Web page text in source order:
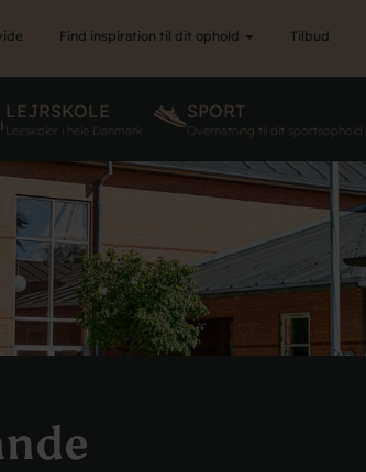
Find inspiration til dit ophold Tilbud
LEJRSKOLE
Lejrskoler i hele Danmark
SPORT
Overnatning til dit sportsophold